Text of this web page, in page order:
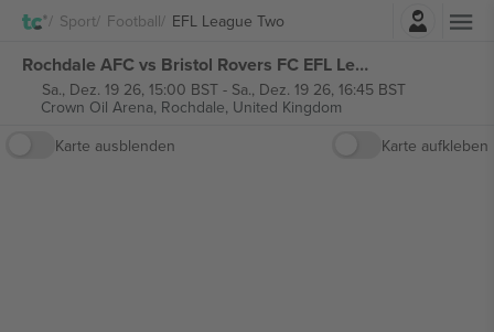
Sport Football EFL League TwoEinloggen
Rochdale AFC vs Bristol Rovers FC EFL League Two tickets
Sa., Dez. 19 26, 15:00 BST- Sa., Dez. 19 26, 16:45 BST
Crown Oil Arena, Rochdale, United Kingdom
Karte ausblenden
Karte aufkleben